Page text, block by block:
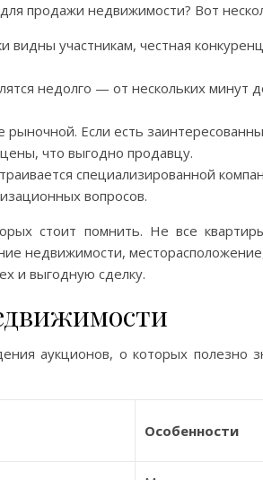
продажи недвижимости? Вот
видны участникам, честная
недолго — от нескольких минут
Если есть
что выгодно продавцу.
специализированной
вопросов.
стоит помнить. Не все
недвижимости,
и выгодную сделку.
аукционов, о которых полезно
Особенности